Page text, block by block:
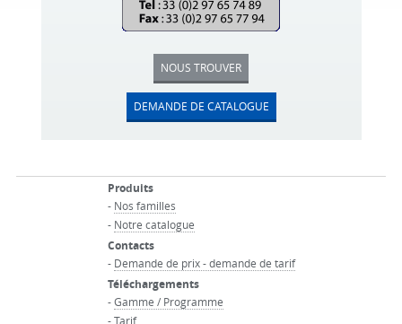
NOUS TROUVER
DEMANDE DE CATALOGUE
Produits
- Nos familles
- Notre catalogue
Contacts
- Demande de prix - demande de tarif
Téléchargements
-Gamme / Programme
-Tarif